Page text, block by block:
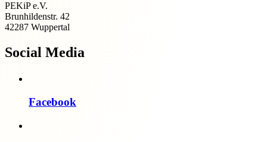
PEKiP e.V.
Brunhildenstr. 42
42287 Wuppertal
Social Media
Facebook